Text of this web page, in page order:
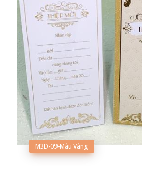
M3D-09-Màu Vàng